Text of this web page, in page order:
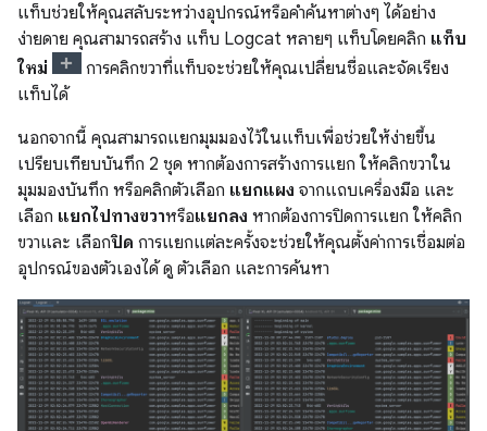
แท็บช่วยให้คุณสลับระหว่างอุปกรณ์หรือคำค้นหาต่างๆ ได้อย่าง
ง่ายดาย คุณสามารถสร้าง แท็บ Logcat หลายๆ แท็บโดยคลิก แท็บ
ใหม่
การคลิกขวาที่แท็บจะช่วยให้คุณเปลี่ยนชื่อและจัดเรียง
แท็บได้
นอกจากนี้ คุณสามารถแยกมุมมองไว้ในแท็บเพื่อช่วยให้ง่ายขึ้น
เปรียบเทียบบันทึก 2 ชุด หากต้องการสร้างการแยก ให้คลิกขวาใน
มุมมองบันทึก หรือคลิกตัวเลือก แยกแผง จากแถบเครื่องมือ และ
เลือก แยกไปทางขวาหรือแยกลง หากต้องการปิดการแยก ให้คลิก
ขวาและ เลือกปิด การแยกแต่ละครั้งจะช่วยให้คุณตั้งค่าการเชื่อมต่อ
อุปกรณ์ของตัวเองได้ ดู ตัวเลือก และการค้นหา